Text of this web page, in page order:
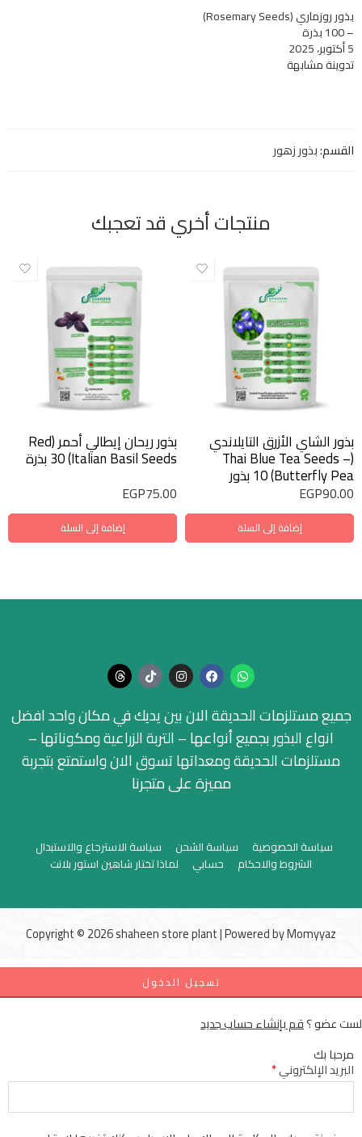
بذور روزماري (Rosemary Seeds)
– 100 بذرة
5 أكتوبر، 2025
تدوينة مشابهة
القسم:بذور زهور
منتجات أخري قد تعجبك
بذور الشاي الأزرق التايلاندي
(Thai Blue Tea Seeds –
Butterfly Pea) 10 بذور
EGP90.00
إضافة إلى السلة
بذور ريحان إيطالي أحمر (Red
Italian Basil Seeds) 30 بذرة
EGP75.00
إضافة إلى السلة
جميع مستلزمات الحديقة الان بين يديك في مكان واحد افضل
انواع البذور بجميع أنواعها – التربة الزراعية ومكوناتها –
مستلزمات الحديقة ومعداتها تسوق الان واستمتع بتجربة
مميزة على متجرنا
سياسة الخصوصية سياسة الشحن
سياسة الاسترجاع والاستبدال
الشروط والاحكام
حسابي لماذا تختار شاهين استور بلانت
Copyright © 2026 shaheen store plant | Powered byMomyyaz
تسجيل الدخول
لست عضو ؟قم بإنشاء حساب جديد
مرحبا بك
البريد الإلكتروني*